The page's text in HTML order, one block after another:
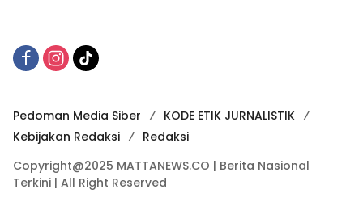
Pedoman Media Siber
KODE ETIK JURNALISTIK
Kebijakan Redaksi
Redaksi
Copyright@2025 MATTANEWS.CO | Berita Nasional
Terkini | All Right Reserved